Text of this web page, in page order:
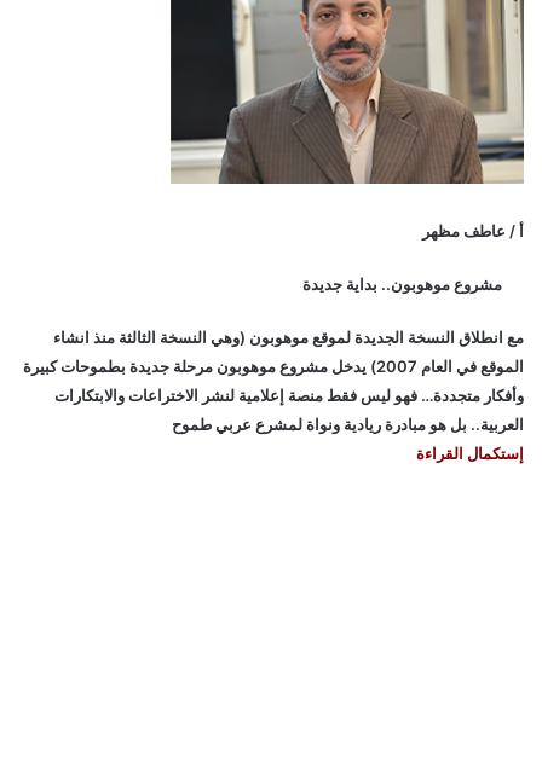
أ / عاطف مظهر
مشروع موهوبون.. بداية جديدة
مع انطلاق النسخة الجديدة لموقع موهوبون (وهي النسخة الثالثة منذ انشاء
الموقع في العام 2007) يدخل مشروع موهوبون مرحلة جديدة بطموحات كبيرة
وأفكار متجددة… فهو ليس فقط منصة إعلامية لنشر الاختراعات والابتكارات
العربية.. بل هو مبادرة ريادية ونواة لمشرع عربي طموح
إستكمال القراءة